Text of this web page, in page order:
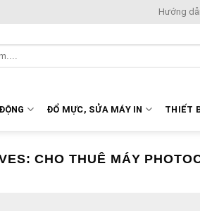
Hướng
ĐỔ MỰC, SỬA MÁY IN THIẾT
CHO THUÊ MÁY